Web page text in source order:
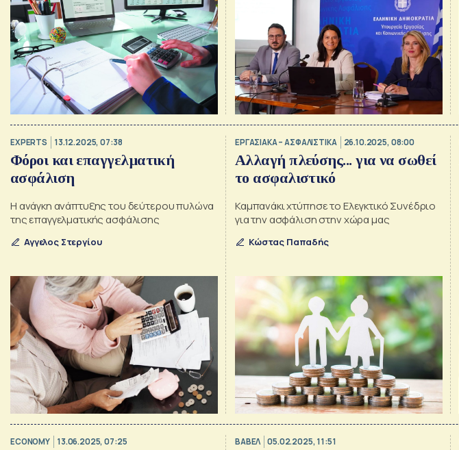
EXPERTS 13.12.2025, 07:38
Φόροι και επαγγελματική
ασφάλιση
Η ανάγκη ανάπτυξης του δεύτερου πυλώνα
της επαγγελματικής ασφάλισης
Αγγελος Στεργίου
ΕΡΓΑΣΙΑΚΑ – ΑΣΦΑΛΙΣΤΙΚΑ 26.10.2025, 08:00
Αλλαγή πλεύσης... για να σωθεί
το ασφαλιστικό
Καμπανάκι χτύπησε το Ελεγκτικό Συνέδριο
για την ασφάλιση στην χώρα μας
Κώστας Παπαδής
ECONOMY 13.06.2025, 07:25 ΒΑΒΕΛ 05.02.2025, 11:51